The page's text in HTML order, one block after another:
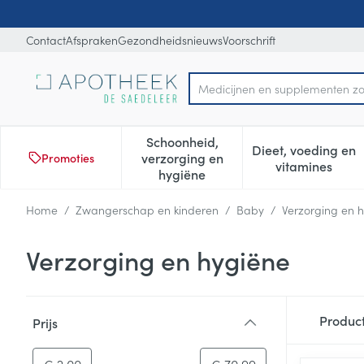
ContactAfsprakenGezondheidsnieuwsVoorschrift
Product, merk, categorie...
Promoties
Schoonheid,
verzorging en
hygiëne
Toon submenu voor
Dieet, voeding en
vitamines
Toon
Home / Zwangerschap en kinderen / Baby / Verzorging en
Verzorging en hygiëne
Prijs